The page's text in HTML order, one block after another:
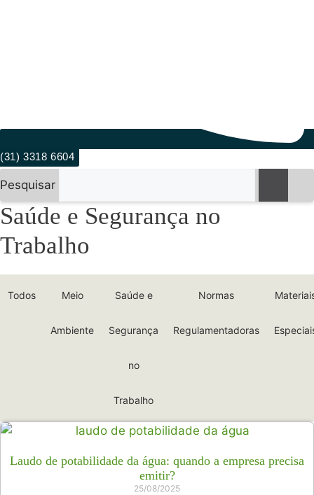
(31) 3318 6604
Pesquisar
Saúde e Segurança no
Trabalho
Todos Meio
Ambiente
Saúde e
Segurança
no
Trabalho
Normas
Regulamentadoras
Laudo de potabilidade da água: quando a empresa precisa
emitir?
25/08/2025